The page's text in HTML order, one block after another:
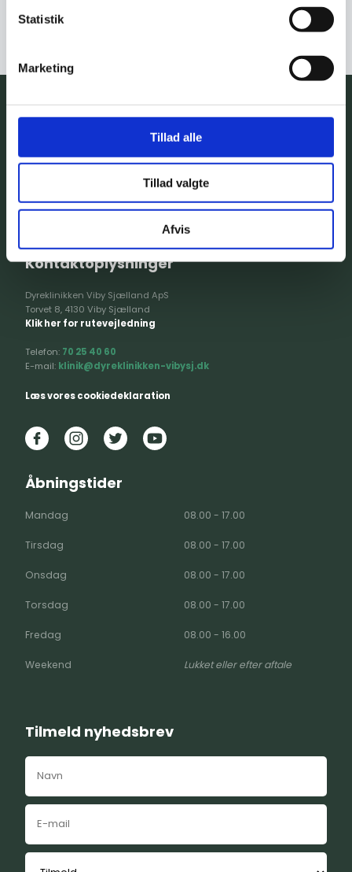
Statistik
Marketing
Tillad alle
Tillad valgte
Afvis
Kontaktoplysninger
Dyreklinikken Viby Sjælland ApS
Torvet 8, 4130 Viby Sjælland
Klik her for rutevejledning
Telefon: 70 25 40 60
E-mail: klinik@dyreklinikken-vibysj.dk
Læs vores cookiedeklaration
Åbningstider
Mandag
Tirsdag
Onsdag
Torsdag
Fredag
Weekend
08.00 - 17.00
08.00 - 17.00
08.00 - 17.00
08.00 - 17.00
08.00 - 16.00
Lukket eller efter aftale
Tilmeld nyhedsbrev